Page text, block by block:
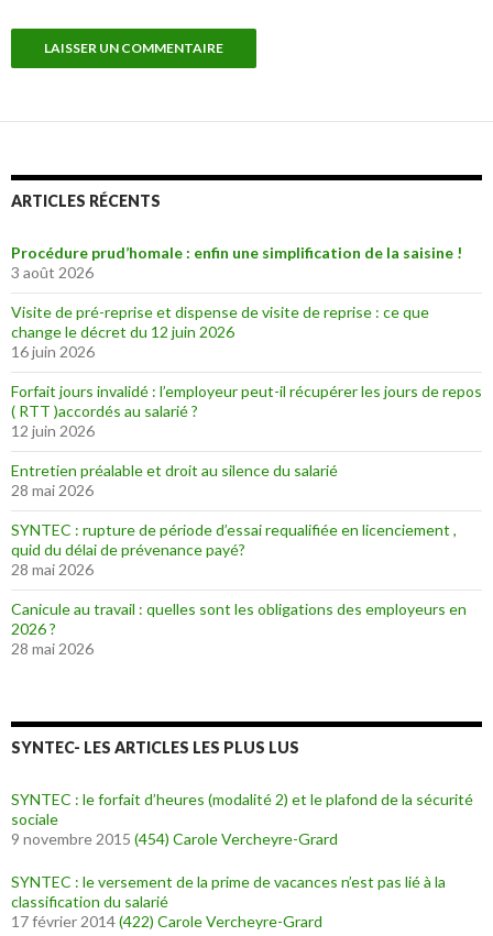
ARTICLES RÉCENTS
Procédure prud’homale : enfin une simplification de la saisine !
3 août 2026
Visite de pré-reprise et dispense de visite de reprise : ce que
change le décret du 12 juin 2026
16 juin 2026
Forfait jours invalidé : l’employeur peut-il récupérer les jours de repos
( RTT )accordés au salarié ?
12 juin 2026
Entretien préalable et droit au silence du salarié
28 mai 2026
SYNTEC : rupture de période d’essai requalifiée en licenciement ,
quid du délai de prévenance payé?
28 mai 2026
Canicule au travail : quelles sont les obligations des employeurs en
2026 ?
28 mai 2026
SYNTEC- LES ARTICLES LES PLUS LUS
SYNTEC : le forfait d’heures (modalité 2) et le plafond de la sécurité
sociale
9 novembre 2015 (454) Carole Vercheyre-Grard
SYNTEC : le versement de la prime de vacances n’est pas lié à la
classification du salarié
17 février 2014(422) Carole Vercheyre-Grard